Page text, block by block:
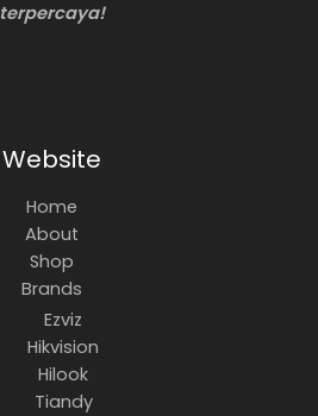
terpercaya!
Website
Home
About
Shop
Brands
Ezviz
Hikvision
Hilook
Tiandy